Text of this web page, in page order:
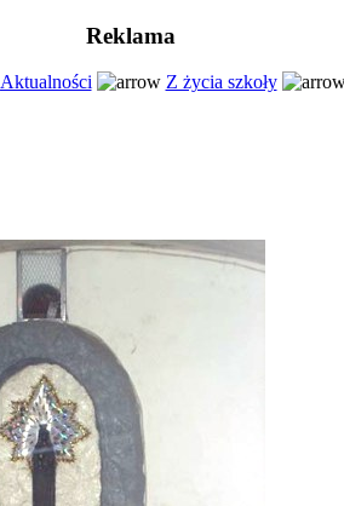
Reklama
Aktualności Z życia szkoły